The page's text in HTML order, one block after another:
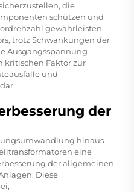
die
schützen und
gewährleisten.
trotz Schwankungen der
Ausgangsspannung
kritischen Faktor zur
und
der
hinaus
eine
der allgemeinen
Diese